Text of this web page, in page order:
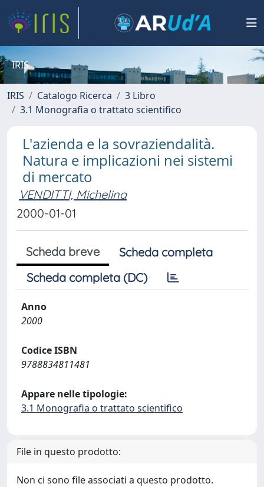
IRIS
IRIS Catalogo Ricerca
3 Libro
3.1 Monografia o trattato scientifico
L'azienda e la sovraziendalità.
Natura e implicazioni nei sistemi
di mercato
VENDITTI, Michelina
2000-01-01
Scheda breve
Scheda completa
Scheda completa (DC)
Anno
2000
Codice ISBN
9788834811481
Appare nelle tipologie:
3.1 Monografia o trattato scientifico
File in questo prodotto:
Non ci sono file associati a questo prodotto.